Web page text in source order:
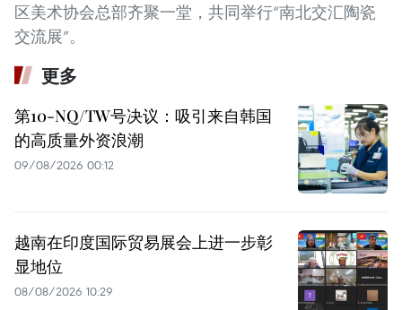
区美术协会总部齐聚一堂，共同举行“南北交汇陶瓷
交流展”。
更多
第10-NQ/TW号决议：吸引来自韩国
的高质量外资浪潮
09/08/2026 00:12
越南在印度国际贸易展会上进一步彰
显地位
08/08/2026 10:29